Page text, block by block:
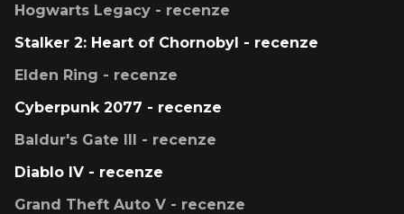
Hogwarts Legacy - recenze
Stalker 2: Heart of Chornobyl - recenze
Elden Ring - recenze
Cyberpunk 2077 - recenze
Baldur's Gate III - recenze
Diablo IV - recenze
Grand Theft Auto V - recenze